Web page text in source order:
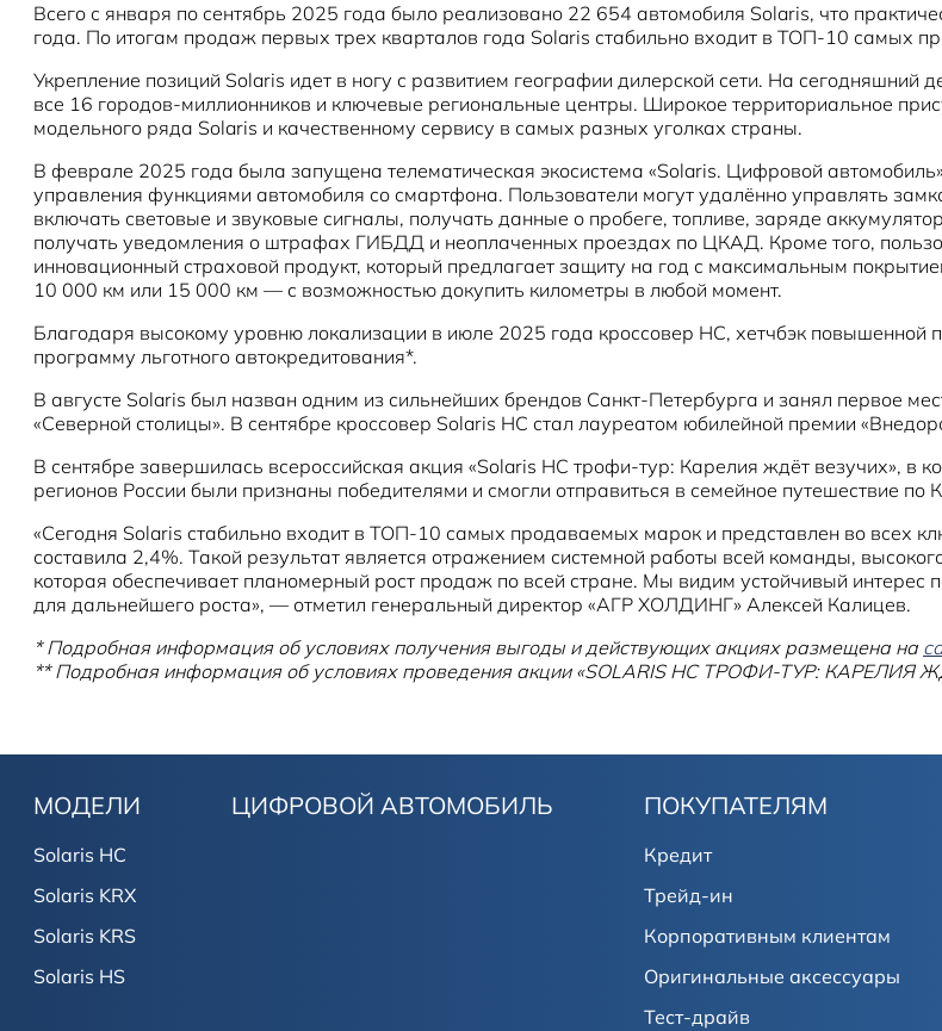
Всего с января по сентябрь 2025 года было реализовано 22 654 автомобиля Solaris, что
года. По итогам продаж первых трех кварталов года Solaris стабильно входит в ТОП-10 самых
Укрепление позиций Solaris идет в ногу с развитием географии дилерской сети. На
все 16 городов-миллионников и ключевые региональные центры. Широкое территориальное
модельного ряда Solaris и качественному сервису в самых разных уголках страны.
В феврале 2025 года была запущена телематическая экосистема «Solaris. Цифровой
управления функциями автомобиля со смартфона. Пользователи могут удалённо управлять
включать световые и звуковые сигналы, получать данные о пробеге, топливе, заряде
получать уведомления о штрафах ГИБДД и неоплаченных проездах по ЦКАД. Кроме того,
инновационный страховой продукт, который предлагает защиту на год с максимальным
10 000 км или 15 000 км — с возможностью докупить километры в любой момент.
Благодаря высокому уровню локализации в июле 2025 года кроссовер HC, хетчбэк повышенной
программу льготного автокредитования*.
В августе Solaris был назван одним из сильнейших брендов Санкт-Петербурга и занял первое
«Северной столицы». В сентябре кроссовер Solaris HC стал лауреатом юбилейной премии
В сентябре завершилась всероссийская акция «Solaris HC трофи-тур: Карелия ждёт везучих», в
регионов России были признаны победителями и смогли отправиться в семейное путешествие
«Сегодня Solaris стабильно входит в ТОП-10 самых продаваемых марок и представлен во всех
составила 2,4%. Такой результат является отражением системной работы всей команды,
которая обеспечивает планомерный рост продаж по всей стране. Мы видим устойчивый интерес
для дальнейшего роста», — отметил генеральный директор «АГР ХОЛДИНГ» Алексей Калицев.
* Подробная информация об условиях получения выгоды и действующих акциях размещена на
** Подробная информация об условиях проведения акции «SOLARIS HC ТРОФИ-ТУР: КАРЕЛИЯ
МОДЕЛИ
Solaris HC
Solaris KRX
Solaris KRS
Solaris HS
ЦИФРОВОЙ АВТОМОБИЛЬ ПОКУПАТЕЛЯМ
Кредит
Трейд-ин
Корпоративным клиентам
Оригинальные аксессуары
Тест-драйв